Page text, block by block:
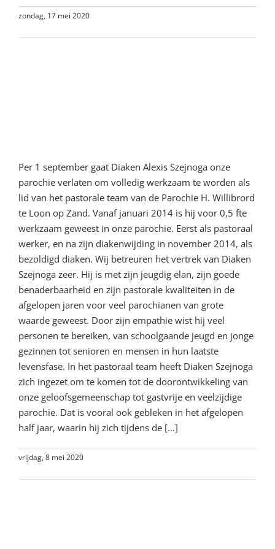
zondag, 17 mei 2020
Per 1 september gaat Diaken Alexis Szejnoga onze
parochie verlaten om volledig werkzaam te worden als
lid van het pastorale team van de Parochie H. Willibrord
te Loon op Zand. Vanaf januari 2014 is hij voor 0,5 fte
werkzaam geweest in onze parochie. Eerst als pastoraal
werker, en na zijn diakenwijding in november 2014, als
bezoldigd diaken. Wij betreuren het vertrek van Diaken
Szejnoga zeer. Hij is met zijn jeugdig elan, zijn goede
benaderbaarheid en zijn pastorale kwaliteiten in de
afgelopen jaren voor veel parochianen van grote
waarde geweest. Door zijn empathie wist hij veel
personen te bereiken, van schoolgaande jeugd en jonge
gezinnen tot senioren en mensen in hun laatste
levensfase. In het pastoraal team heeft Diaken Szejnoga
zich ingezet om te komen tot de doorontwikkeling van
onze geloofsgemeenschap tot gastvrije en veelzijdige
parochie. Dat is vooral ook gebleken in het afgelopen
half jaar, waarin hij zich tijdens de [...]
vrijdag, 8 mei 2020